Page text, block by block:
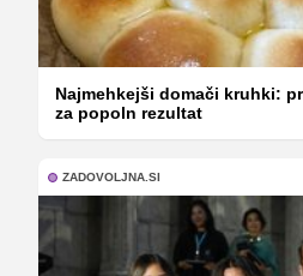
Najmehkejši domači kruhki:
za popoln rezultat
ZADOVOLJNA.SI